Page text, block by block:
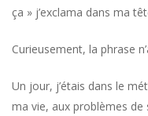
ça » j’exclama dans ma
Curieusement, la phrase
Un jour, j’étais dans le
ma vie, aux problèmes de